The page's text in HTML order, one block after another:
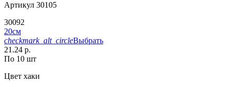
Артикул 30105
30092
20см
checkmark_alt_circleВыбрать
21.24 р.
По 10 шт
Цвет хаки